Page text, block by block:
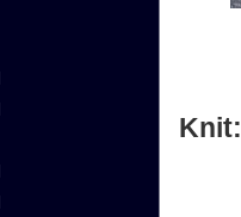
Knit: